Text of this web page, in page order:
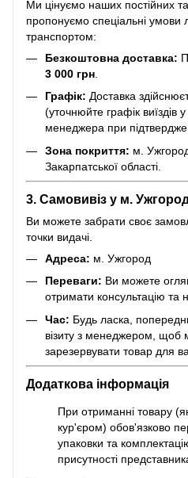
Ми цінуємо наших постійних та
пропонуємо спеціальні умови
транспортом:
Безкоштовна доставка:
3 000 грн
Графік: Доставка
(уточнюйте графік виїздів
менеджера при
Зона покриття: м.
Закарпатської області.
3. Самовивіз у м.
Ви можете забрати своє
точки видачі.
Адреса: м. Ужгород
Переваги: Ви можете
отримати консультацію та
Час: Будь ласка,
візиту з менеджером, щоб
зарезервувати товар для
Додаткова інформація
При отриманні товару
кур'єром) обов'язково
упаковки та
присутності